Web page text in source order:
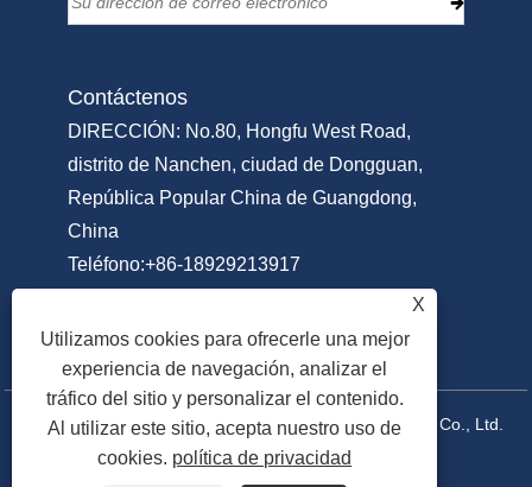
Contáctenos
DIRECCIÓN: No.80, Hongfu West Road,
distrito de Nanchen, ciudad de Dongguan,
República Popular China de Guangdong,
China
Teléfono:+86-18929213917
Correo electrónico:Info@sammipack.com
Copyright © 2025 Dongguan Sammi Packing Machine Co., Ltd.
Todos los derechos reservados.
X
Utilizamos cookies para ofrecerle una mejor
experiencia de navegación, analizar el
tráfico del sitio y personalizar el contenido.
Al utilizar este sitio, acepta nuestro uso de
cookies. política de privacidad